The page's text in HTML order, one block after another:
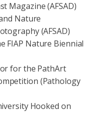
Magazine (AFSAD)
Nature
(AFSAD)
FIAP Nature Biennial
for the PathArt
(Pathology
Hooked on